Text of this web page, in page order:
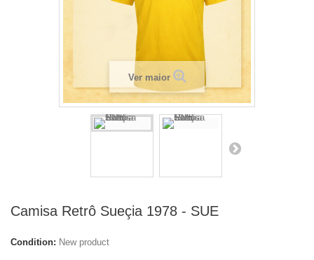
Ver maior
Camisa Retrô Sueçia 1978 - SUE
Condition: New product